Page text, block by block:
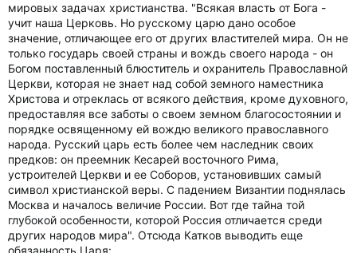
мировых задачах христианства. "Всякая власть от Бога -
учит наша Церковь. Но русскому царю дано особое
значение, отличающее его от других властителей мира. Он не
только государь своей страны и вождь своего народа - он
Богом поставленный блюститель и охранитель Православной
Церкви, которая не знает над собой земного наместника
Христова и отреклась от всякого действия, кроме духовного,
предоставляя все заботы о своем земном благосостоянии и
порядке освященному ей вождю великого православного
народа. Русский царь есть более чем наследник своих
предков: он преемник Кесарей восточного Рима,
устроителей Церкви и ее Соборов, установивших самый
символ христианской веры. С падением Византии поднялась
Москва и началось величие России. Вот где тайна той
глубокой особенности, которой Россия отличается среди
других народов мира". Отсюда Катков выводить еще
обязанность Царя: